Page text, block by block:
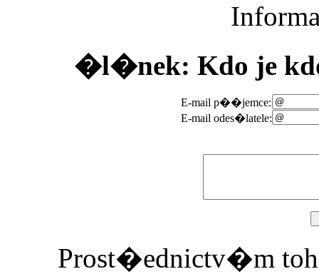
�l�nek: Kdo je
E-mail p��jemce:
E-mail odes�latele:
Prost�ednictv�m